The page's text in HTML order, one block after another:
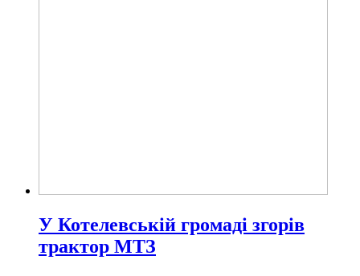
У Котелевській громаді згорів
трактор МТЗ